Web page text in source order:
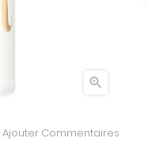

Ajouter Commentaires